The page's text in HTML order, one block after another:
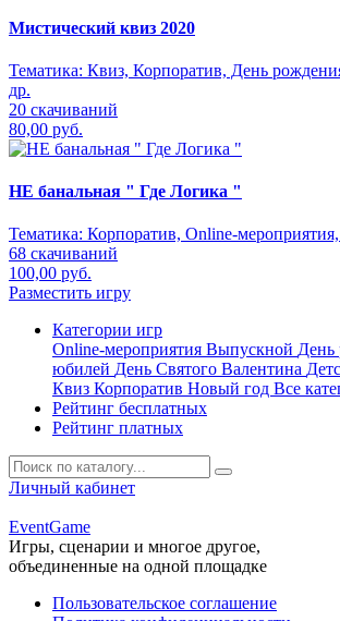
Мистический квиз 2020
Тематика: Квиз, Корпоратив, День
др.
20 скачиваний
80,00 руб.
НЕ банальная " Где Логика "
Тематика: Корпоратив, Online-
68 скачиваний
100,00 руб.
Разместить игру
Категории игр
Online-мероприятия Выпускной День
юбилей День Святого Валентина
Квиз Корпоратив Новый год Все
Рейтинг бесплатных
Рейтинг платных
Личный кабинет
EventGame
Игры, сценарии и многое другое,
объединенные на одной площадке
Пользовательское соглашение